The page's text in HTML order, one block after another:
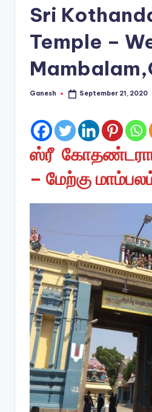
Sri
Temple –
Posted
Ganesh September 21, 2020
ஸ்ரீ
– மேற்கு